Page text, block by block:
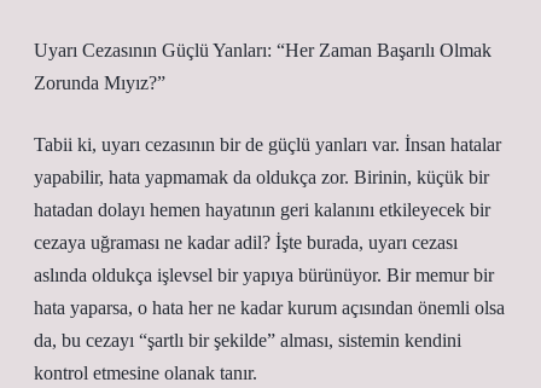
Uyarı Cezasının Güçlü Yanları: “Her Zaman Başarılı Olmak
Zorunda Mıyız?”
Tabii ki, uyarı cezasının bir de güçlü yanları var. İnsan hatalar
yapabilir, hata yapmamak da oldukça zor. Birinin, küçük bir
hatadan dolayı hemen hayatının geri kalanını etkileyecek bir
cezaya uğraması ne kadar adil? İşte burada, uyarı cezası
aslında oldukça işlevsel bir yapıya bürünüyor. Bir memur bir
hata yaparsa, o hata her ne kadar kurum açısından önemli olsa
da, bu cezayı “şartlı bir şekilde” alması, sistemin kendini
kontrol etmesine olanak tanır.